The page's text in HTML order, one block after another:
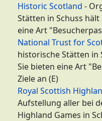
Historic Scotland -
Stätten in Schuss
eine Art
National Trust for
historische Stätten in
Sie bieten eine Art
Ziele an (E)
Royal Scottish
Aufstellung aller bei
Highland Games in